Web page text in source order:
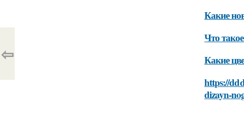
Какие
Что
Какие
https://
dizayn-
⇦